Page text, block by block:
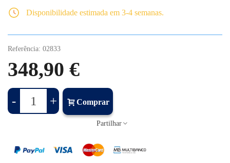
Disponibilidade estimada em 3-4 semanas.
Referência: 02833
348,90 €
- + Comprar
Partilhar